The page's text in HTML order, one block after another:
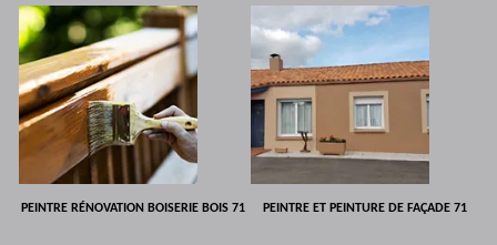
PEINTRE RÉNOVATION BOISERIE BOIS 71 PEINTRE ET PEINTURE DE FAÇADE 71